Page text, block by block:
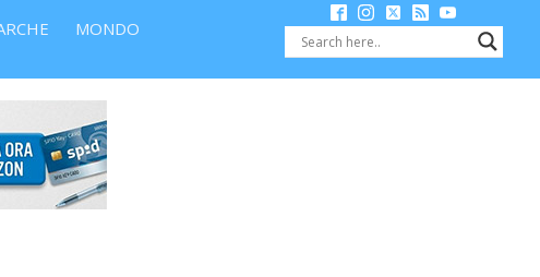
MONDO